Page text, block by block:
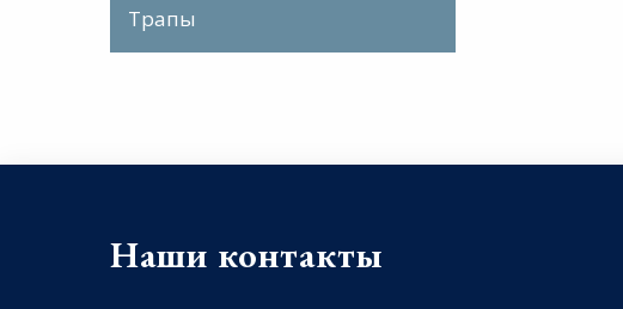
Трапы
Наши контакты